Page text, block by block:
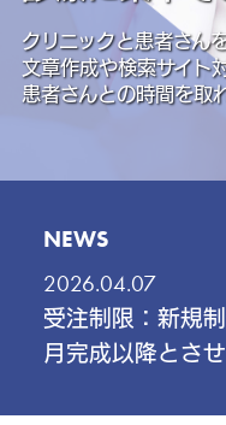
NEWS
2026.04.07
受注制限：新規
月完成以降とさせ